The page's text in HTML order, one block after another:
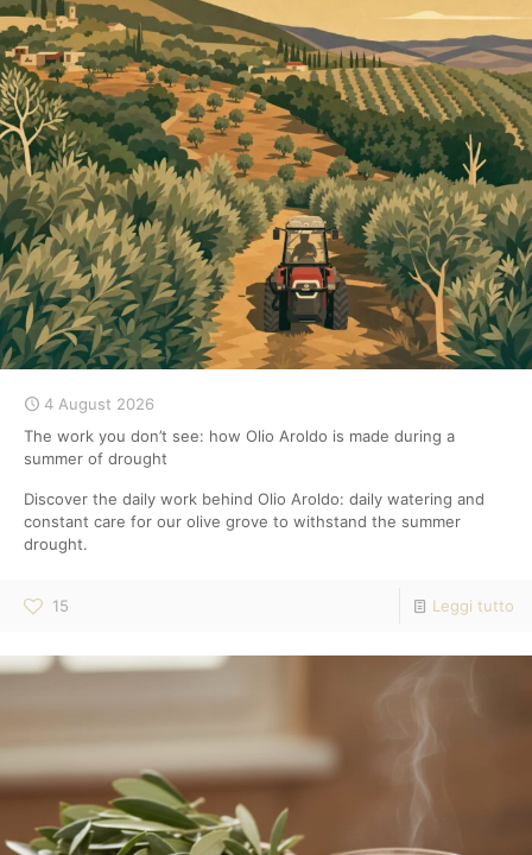
4 August 2026
The work you don’t see: how Olio Aroldo is made during a
summer of drought
Discover the daily work behind Olio Aroldo: daily watering and
constant care for our olive grove to withstand the summer
drought.
15 Leggi tutto